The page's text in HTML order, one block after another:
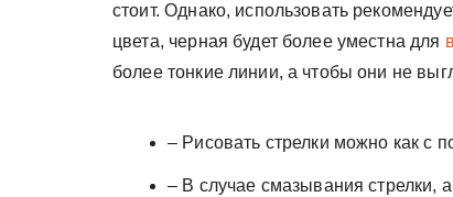
стоит. Однако, использовать
цвета, черная будет более уместна для
более тонкие линии, а чтобы они не
– Рисовать стрелки можно как с
– В случае смазывания стрелки,